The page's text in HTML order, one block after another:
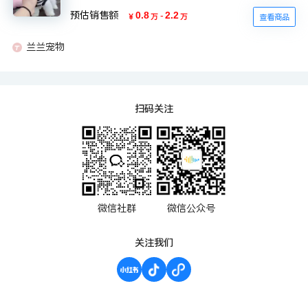
预估销售额 ￥ 0.8万 - 2.2万 查看商品
兰兰宠物
扫码关注
微信社群 微信公众号
关注我们